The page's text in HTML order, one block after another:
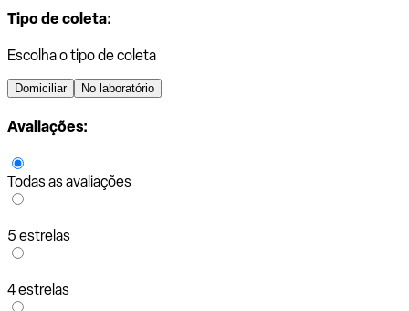
Tipo de coleta:
Escolha o tipo de coleta
Domiciliar No laboratório
Avaliações:
Todas as avaliações
5 estrelas
4 estrelas